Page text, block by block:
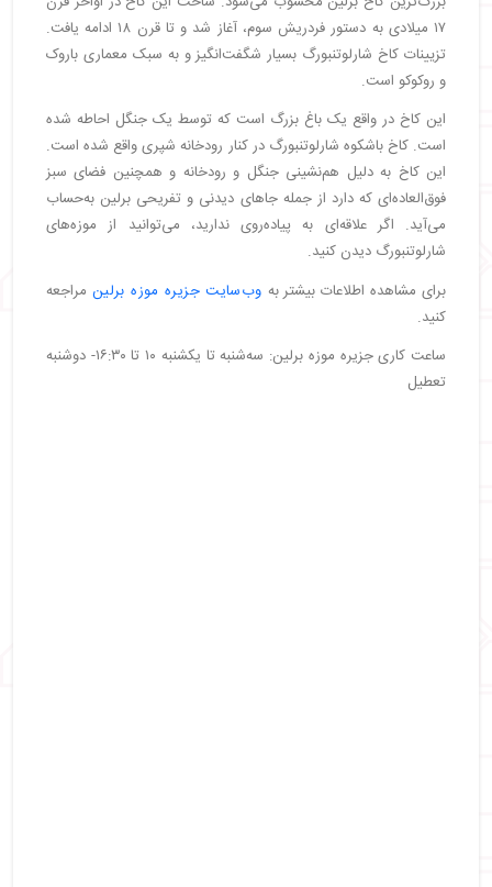
۱۷ میلادی به دستور فردریش سوم، آغاز شد و تا قرن ۱۸ ادامه یافت.
تزیینات کاخ شارلوتنبورگ بسیار شگفت‌انگیز و به سبک معماری باروک
و روکوکو است.
این کاخ در واقع یک باغ بزرگ است که توسط یک جنگل احاطه شده
است. کاخ باشکوه شارلوتنبورگ در کنار رودخانه شپری واقع شده است.
این کاخ به دلیل هم‌نشینی جنگل و رودخانه و همچنین فضای سبز
فوق‌العاده‌ای که دارد از جمله جاهای دیدنی و تفریحی برلین به‌حساب
می‌آید. اگر علاقه‌ای به پیاده‌روی ندارید، می‌توانید از موزه‌های
شارلوتنبورگ دیدن کنید.
برای مشاهده اطلاعات بیشتر به وب‌سایت جزیره موزه برلین مراجعه
کنید.
ساعت کاری جزیره موزه برلین: سه‌شنبه تا یکشنبه ۱۰ تا ۱۶:۳۰- دوشنبه
تعطیل